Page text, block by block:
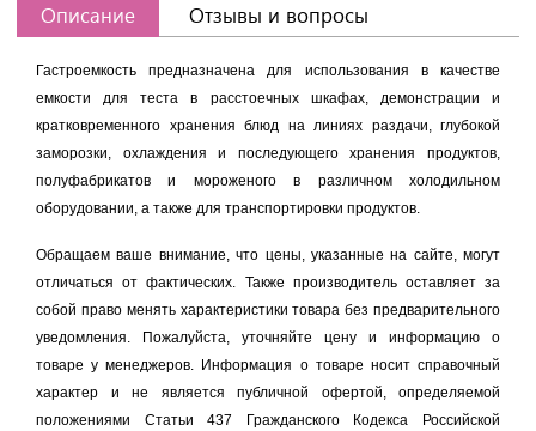
Описание Отзывы и вопросы
Гастроемкость предназначена для использования в качестве
емкости для теста в расстоечных шкафах, демонстрации и
кратковременного хранения блюд на линиях раздачи, глубокой
заморозки, охлаждения и последующего хранения продуктов,
полуфабрикатов и мороженого в различном холодильном
оборудовании, а также для транспортировки продуктов.
Обращаем ваше внимание, что цены, указанные на сайте, могут
отличаться от фактических. Также производитель оставляет за
собой право менять характеристики товара без предварительного
уведомления. Пожалуйста, уточняйте цену и информацию о
товаре у менеджеров. Информация о товаре носит справочный
характер и не является публичной офертой, определяемой
положениями Статьи 437 Гражданского Кодекса Российской